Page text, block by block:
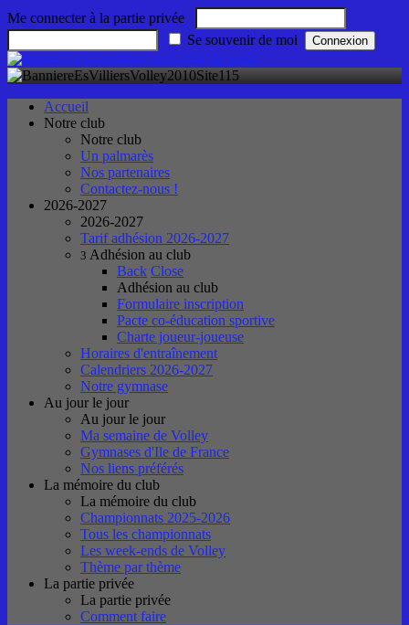
Me connecter à la partie privée
Se souvenir de moi
Accueil
Notre club
Notre club
Un palmarès
Nos partenaires
Contactez-nous !
2026-2027
2026-2027
Tarif adhésion 2026-2027
3 Adhésion au club
Back Close
Adhésion au club
Formulaire inscription
Pacte co-éducation sportive
Charte joueur-joueuse
Horaires d'entraînement
Calendriers 2026-2027
Notre gymnase
Au jour le jour
Au jour le jour
Ma semaine de Volley
Gymnases d'Ile de France
Nos liens préférés
La mémoire du club
La mémoire du club
Championnats 2025-2026
Tous les championnats
Les week-ends de Volley
Thème par thème
La partie privée
La partie privée
Comment faire